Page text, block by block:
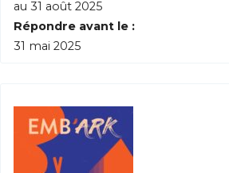
au 31 août 2025
Répondre avant le :
31 mai 2025